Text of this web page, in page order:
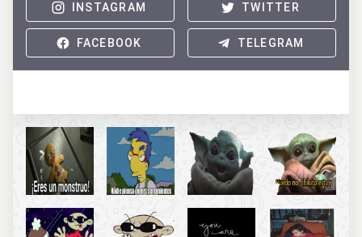
INSTAGRAM TWITTER
FACEBOOK TELEGRAM